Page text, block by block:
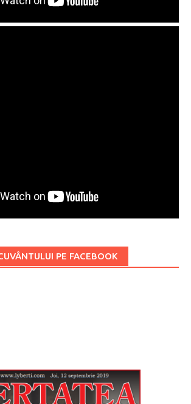
PE FACEBOOK